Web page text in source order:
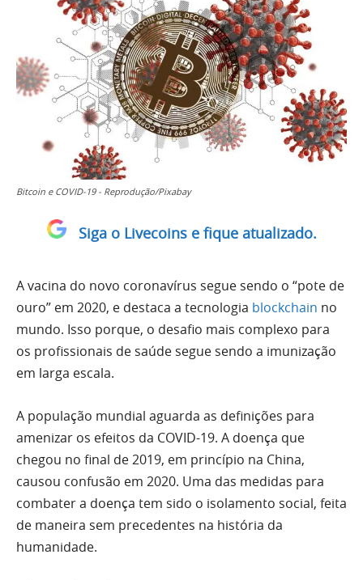
Bitcoin e COVID-19 - Reprodução/Pixabay
Siga o Livecoins e fique atualizado.
A vacina do novo coronavírus segue sendo o “pote de
ouro” em 2020, e destaca a tecnologia blockchain no
mundo. Isso porque, o desafio mais complexo para
os profissionais de saúde segue sendo a imunização
em larga escala.
A população mundial aguarda as definições para
amenizar os efeitos da COVID-19. A doença que
chegou no final de 2019, em princípio na China,
causou confusão em 2020. Uma das medidas para
combater a doença tem sido o isolamento social, feita
de maneira sem precedentes na história da
humanidade.